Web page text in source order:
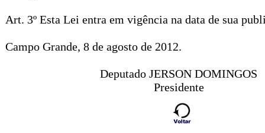
Art. 3º Esta Lei entra em vigência na data de sua
Campo Grande, 8 de agosto de 2012.
Deputado JERSON DOMINGOS
Presidente